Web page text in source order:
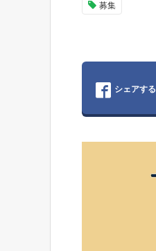
募集
シェアする